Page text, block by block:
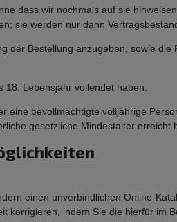
dass wir nochmals auf sie
sie werden nur dann
Bestellung anzugeben, sowie
18. Lebensjahr vollendet haben.
bevollmächtigte volljährige
gesetzliche Mindestalter erreicht
einen unverbindlichen Online-
indem Sie die hierfür im